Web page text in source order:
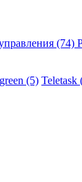
(74)
(5) Teletask